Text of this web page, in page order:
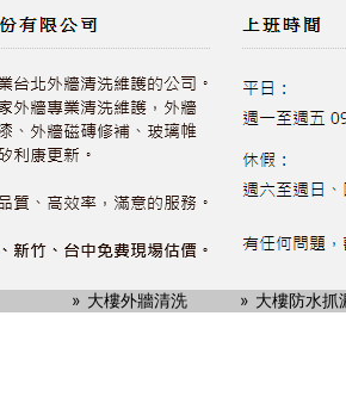
大樓外牆清洗 大樓防水抓